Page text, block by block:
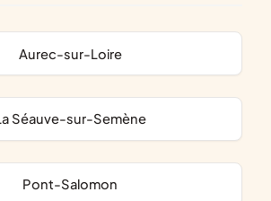
Aurec-sur-Loire
La Séauve-sur-Semène
Pont-Salomon